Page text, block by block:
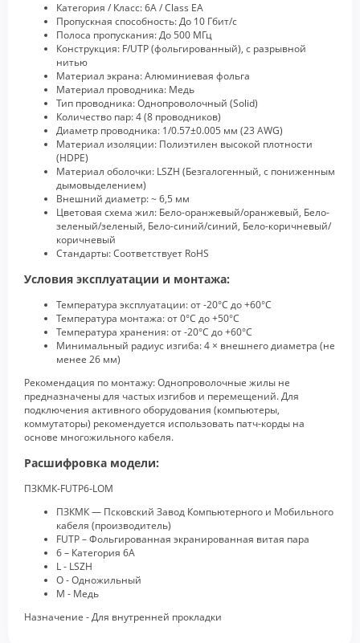
Категория / Класс: 6A / Class EA
Пропускная способность: До 10 Гбит/с
Полоса пропускания: До 500 МГц
Конструкция: F/UTP (фольгированный), с разрывной
нитью
Материал экрана: Алюминиевая фольга
Материал проводника: Медь
Тип проводника: Однопроволочный (Solid)
Количество пар: 4 (8 проводников)
Диаметр проводника: 1/0.57±0.005 мм (23 AWG)
Материал изоляции: Полиэтилен высокой плотности
(HDPE)
Материал оболочки: LSZH (Безгалогенный, с пониженным
дымовыделением)
Внешний диаметр: ~ 6,5 мм
Цветовая схема жил: Бело-оранжевый/оранжевый, Бело-
зеленый/зеленый, Бело-синий/синий, Бело-коричневый/
коричневый
Стандарты: Соответствует RoHS
Условия эксплуатации и монтажа:
Температура эксплуатации: от -20°C до +60°C
Температура монтажа: от 0°C до +50°C
Температура хранения: от -20°C до +60°C
Минимальный радиус изгиба: 4 × внешнего диаметра (не
менее 26 мм)
Рекомендация по монтажу: Однопроволочные жилы не
предназначены для частых изгибов и перемещений. Для
подключения активного оборудования (компьютеры,
коммутаторы) рекомендуется использовать патч-корды на
основе многожильного кабеля.
Расшифровка модели:
ПЗКМК-FUTP6-LOM
ПЗКМК — Псковский Завод Компьютерного и Мобильного
кабеля (производитель)
FUTP – Фольгированная экранированная витая пара
6 – Категория 6А
L - LSZH
O - Одножильный
M - Медь
Назначение - Для внутренней прокладки